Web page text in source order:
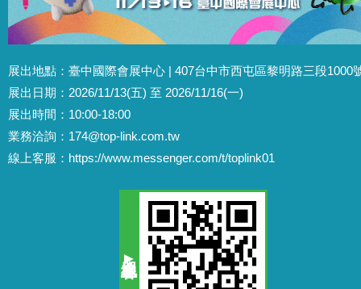
展出地點：臺中國際會展中心 | 407台中市西屯區黎明路三段1000
展出日期：2026/11/13(五) 至 2026/11/16(一)
展出時間：10:00-18:00
業務洽詢： 174@top-link.com.tw
線上客服： https://www.messenger.com/t/toplink01